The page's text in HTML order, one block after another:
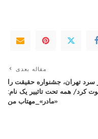
مقاله بعدی
سرد تهران، جشنواره حقیقت را
کرد/ همه تحت تاثییر یک نام:
«مادر»_مهتاب من